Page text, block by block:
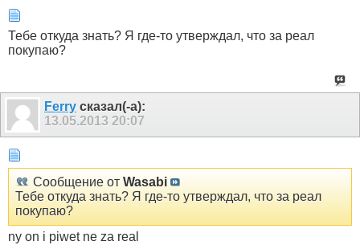
Тебе откуда знать? Я где-то утверждал, что за реал
покупаю?
Ferry сказал(-а):
13.05.2013 20:07
Сообщение от Wasabi
Тебе откуда знать? Я где-то утверждал, что за реал
покупаю?
ny on i piwet ne za real